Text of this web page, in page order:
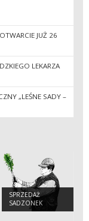
JUŻ 26
LEKARZA
„LEŚNE SADY –
SPRZEDAŻ
SADZONEK